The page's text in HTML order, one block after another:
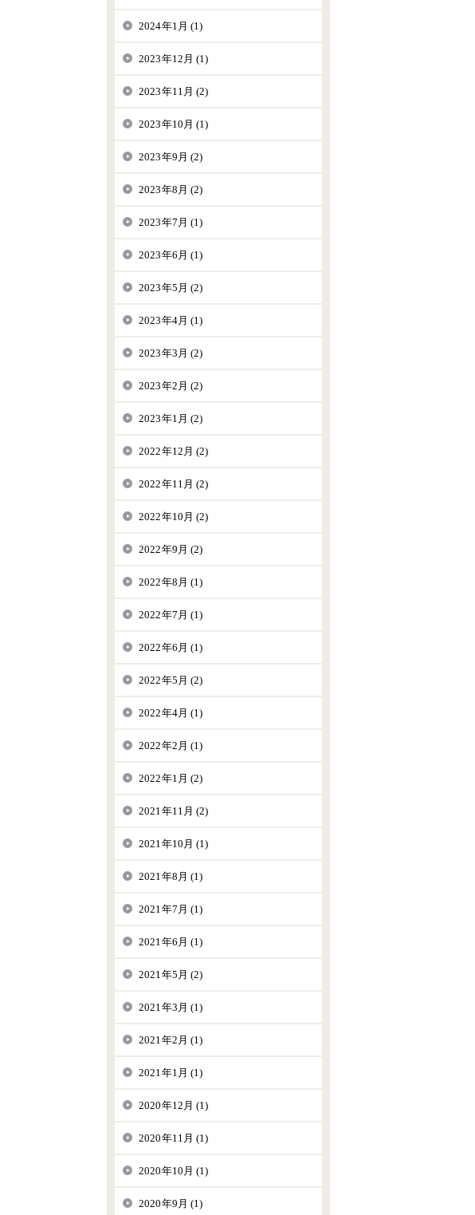
2024年1月 (1)
2023年12月 (1)
2023年11月 (2)
2023年10月 (1)
2023年9月 (2)
2023年8月 (2)
2023年7月 (1)
2023年6月 (1)
2023年5月 (2)
2023年4月 (1)
2023年3月 (2)
2023年2月 (2)
2023年1月 (2)
2022年12月 (2)
2022年11月 (2)
2022年10月 (2)
2022年9月 (2)
2022年8月 (1)
2022年7月 (1)
2022年6月 (1)
2022年5月 (2)
2022年4月 (1)
2022年2月 (1)
2022年1月 (2)
2021年11月 (2)
2021年10月 (1)
2021年8月 (1)
2021年7月 (1)
2021年6月 (1)
2021年5月 (2)
2021年3月 (1)
2021年2月 (1)
2021年1月 (1)
2020年12月 (1)
2020年11月 (1)
2020年10月 (1)
2020年9月 (1)